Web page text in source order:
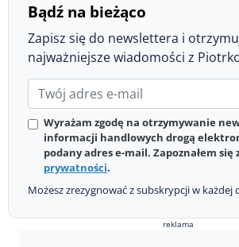
Bądź na bieżąco
Zapisz się do newslettera i
najważniejsze wiadomości z
Wyrażam zgodę na otrzymywanie
informacji handlowych drogą
podany adres e-mail. Zapoznałem się
prywatności.
Możesz zrezygnować z subskrypcji w każdej
reklama